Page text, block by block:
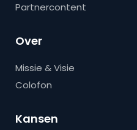
Partnercontent
Over
Missie & Visie
Colofon
Kansen